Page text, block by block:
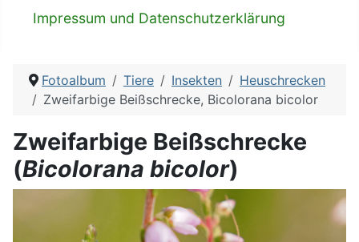
Impressum und Datenschutzerklärung
Fotoalbum Tiere Insekten
Heuschrecken
Zweifarbige Beißschrecke, Bicolorana bicolor
Zweifarbige Beißschrecke
(Bicolorana bicolor)